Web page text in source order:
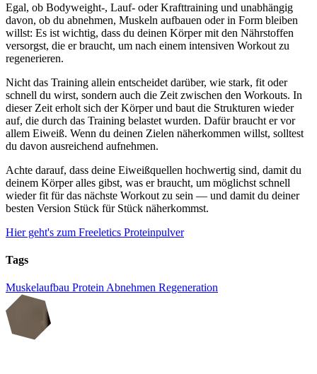
Egal, ob Bodyweight-, Lauf- oder Krafttraining und unabhängig
davon, ob du abnehmen, Muskeln aufbauen oder in Form bleiben
willst: Es ist wichtig, dass du deinen Körper mit den Nährstoffen
versorgst, die er braucht, um nach einem intensiven Workout zu
regenerieren.
Nicht das Training allein entscheidet darüber, wie stark, fit oder
schnell du wirst, sondern auch die Zeit zwischen den Workouts. In
dieser Zeit erholt sich der Körper und baut die Strukturen wieder
auf, die durch das Training belastet wurden. Dafür braucht er vor
allem Eiweiß. Wenn du deinen Zielen näherkommen willst, solltest
du davon ausreichend aufnehmen.
Achte darauf, dass deine Eiweißquellen hochwertig sind, damit du
deinem Körper alles gibst, was er braucht, um möglichst schnell
wieder fit für das nächste Workout zu sein — und damit du deiner
besten Version Stück für Stück näherkommst.
Hier geht's zum Freeletics Proteinpulver
Tags
Muskelaufbau ProteinAbnehmen Regeneration